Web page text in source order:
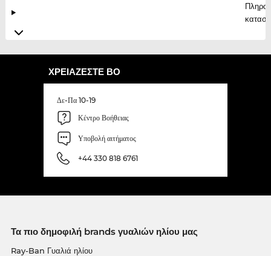
ΧΡΕΙΆΖΕΣΤΕ ΒΟ
Δε-Πα 10-19
Κέντρο Βοήθειας
Υποβολή αιτήματος
+44 330 818 6761
Τα πιο δημοφιλή brands γυαλιών ηλίου μας
Ray-Ban Γυαλιά ηλίου